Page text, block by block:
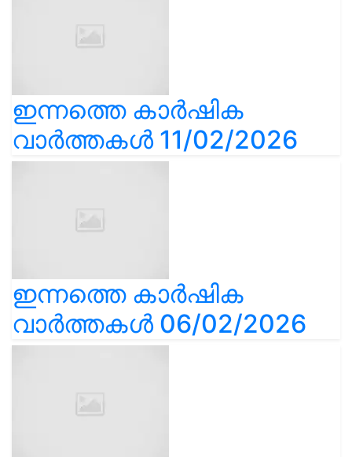
ഇന്നത്തെ കാർഷിക
വാർത്തകൾ 11/02/2026
ഇന്നത്തെ കാർഷിക
വാർത്തകൾ 06/02/2026